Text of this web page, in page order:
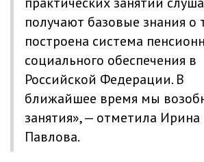
получают базовые знания о
построена система
социального обеспечения в
Российской Федерации. В
ближайшее время мы
занятия», — отметила Ирина
Павлова.